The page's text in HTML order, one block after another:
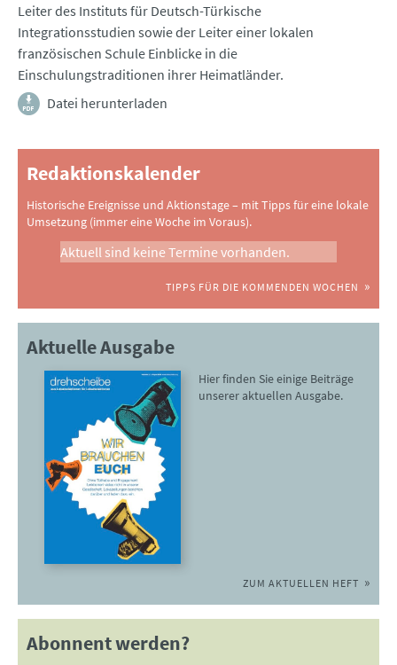
Leiter des Instituts für Deutsch-Türkische
Integrationsstudien sowie der Leiter einer lokalen
französischen Schule Einblicke in die
Einschulungstraditionen ihrer Heimatländer.
Datei herunterladen
Redaktionskalender
Historische Ereignisse und Aktionstage – mit Tipps für eine lokale
Umsetzung (immer eine Woche im Voraus).
Aktuell sind keine Termine vorhanden.
TIPPS FÜR DIE KOMMENDEN WOCHEN
Aktuelle Ausgabe
Hier finden Sie einige Beiträge
unserer aktuellen Ausgabe.
ZUM AKTUELLEN HEFT
Abonnent werden?